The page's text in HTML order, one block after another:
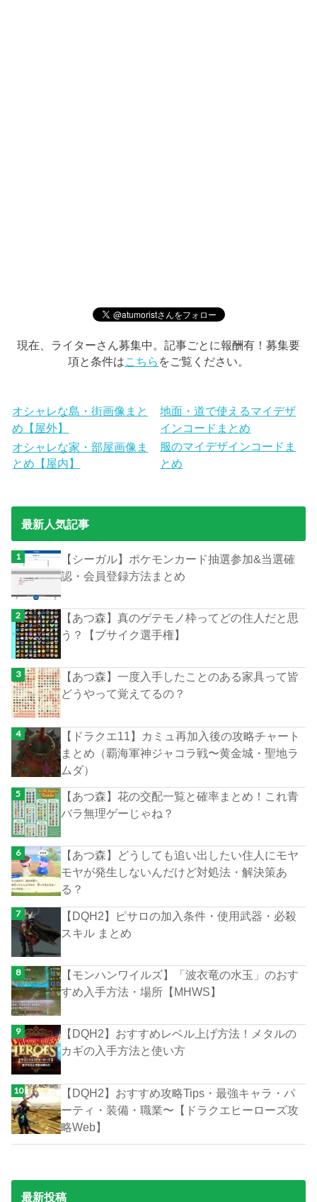
現在、ライターさん募集中。記事ごとに報酬有！募集要
項と条件はこちら をご覧ください。
オシャレな島・街画像まと
め【屋外】
地面・道で使えるマイデザ
インコードまとめ
オシャレな家・部屋画像ま
とめ【屋内】
服のマイデザインコードま
とめ
最新人気記事
【シーガル】ポケモンカード抽選参加&当選確
認・会員登録方法まとめ
【あつ森】真のゲテモノ枠ってどの住人だと思
う？【ブサイク選手権】
【あつ森】一度入手したことのある家具って皆
どうやって覚えてるの？
【ドラクエ11】カミュ再加入後の攻略チャート
まとめ（覇海軍神ジャコラ戦〜黄金城・聖地ラ
ムダ）
【あつ森】花の交配一覧と確率まとめ！これ青
バラ無理ゲーじゃね？
【あつ森】どうしても追い出したい住人にモヤ
モヤが発生しないんだけど対処法・解決策あ
る？
【DQH2】ピサロの加入条件・使用武器・必殺
スキル まとめ
【モンハンワイルズ】「波衣竜の水玉」のおす
すめ入手方法・場所【MHWS】
【DQH2】おすすめレベル上げ方法！メタルの
カギの入手方法と使い方
【DQH2】おすすめ攻略Tips・最強キャラ・パ
ーティ・装備・職業〜【ドラクエヒーローズ攻
略Web】
最新投稿